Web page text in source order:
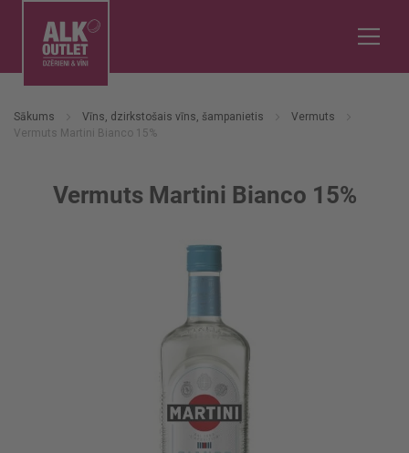
Sākums Vīns, dzirkstošais vīns, šampanietis
Vermuts
Vermuts Martini Bianco 15%
Vermuts Martini Bianco 15%